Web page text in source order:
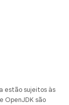
estão sujeitos às
OpenJDK são